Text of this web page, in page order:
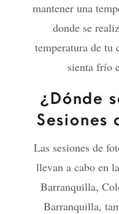
mantener una
donde se
temperatura de tu
sienta frío
¿Dónde
Sesiones
Las sesiones de
llevan a cabo en
Barranquilla,
Barranquilla,